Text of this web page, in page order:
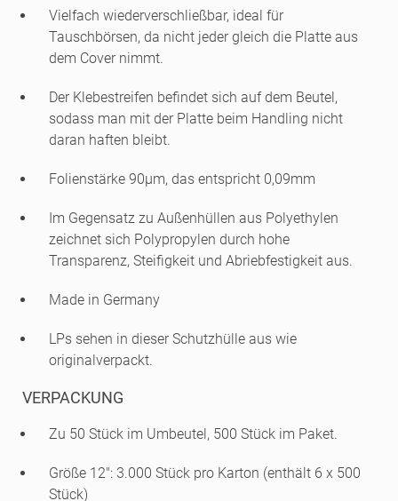
Vielfach wiederverschließbar, ideal für
Tauschbörsen, da nicht jeder gleich die Platte aus
dem Cover nimmt.
Der Klebestreifen befindet sich auf dem Beutel,
sodass man mit der Platte beim Handling nicht
daran haften bleibt.
Folienstärke 90µm, das entspricht 0,09mm
Im Gegensatz zu Außenhüllen aus Polyethylen
zeichnet sich Polypropylen durch hohe
Transparenz, Steifigkeit und Abriebfestigkeit aus.
Made in Germany
LPs sehen in dieser Schutzhülle aus wie
originalverpackt.
VERPACKUNG
Zu 50 Stück im Umbeutel, 500 Stück im Paket.
Größe 12": 3.000 Stück pro Karton (enthält 6 x 500
Stück)